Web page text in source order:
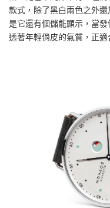
款式，除了黑白兩色之外
是它還有個儲能顯示，當
透著年輕俏皮的氣質，正適